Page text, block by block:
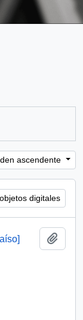
ascendente
digitales